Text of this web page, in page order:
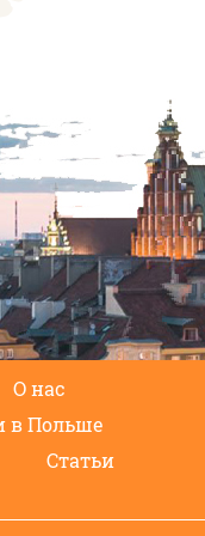
О нас
в Польше
Статьи